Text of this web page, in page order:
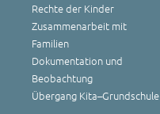
Rechte der Kinder
Zusammenarbeit mit
Familien
Dokumentation und
Beobachtung
Übergang Kita–Grundschule